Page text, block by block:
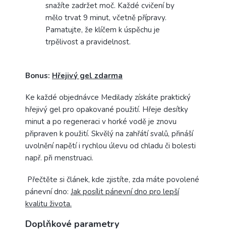
snažíte zadržet moč. Každé cvičení by
mělo trvat 9 minut, včetně přípravy.
Pamatujte, že klíčem k úspěchu je
trpělivost a pravidelnost.
Bonus: Hřejivý gel zdarma
Ke každé objednávce Medilady získáte praktický
hřejivý gel pro opakované použití. Hřeje desítky
minut a po regeneraci v horké vodě je znovu
připraven k použití. Skvělý na zahřátí svalů, přináší
uvolnění napětí i rychlou úlevu od chladu či bolesti
např. při menstruaci.
Přečtěte si článek, kde zjistíte, zda máte povolené
pánevní dno: Jak posílit pánevní dno pro lepší
kvalitu života.
Doplňkové parametry